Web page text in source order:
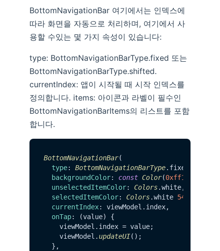
BottomNavigationBar 여기에서는 인덱스에
따라 화면을 자동으로 처리하며, 여기에서 사
용할 수있는 몇 가지 속성이 있습니다:
type: BottomNavigationBarType.fixed 또는
BottomNavigationBarType.shifted.
currentIndex: 앱이 시작될 때 시작 인덱스를
정의합니다. items: 아이콘과 라벨이 필수인
BottomNavigationBarItems의 리스트를 포함
합니다.
BottomNavigationBar(
type: BottomNavigationBarType. fixed
backgroundColor: const Color(0xff1c1f26
unselectedItemColor: Colors.white,
selectedItemColor: Colors.white 54
currentIndex: viewModel. index,
onTap: (value) {
    viewModel.
index = value;
    viewModel.
updateUI();
  },